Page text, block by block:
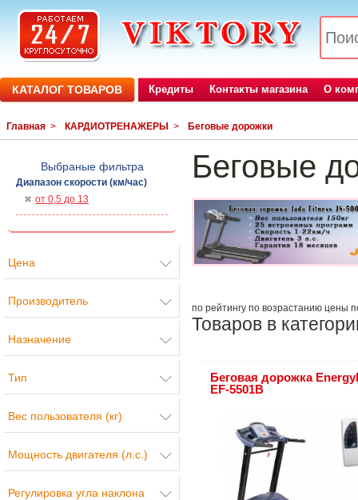
КАТАЛОГ ТОВАРОВ Кредиты Контакты магазина О
Главная > КАРДИОТРЕНАЖЕРЫ > Беговые дорожки
Выбраные фильтра
Диапазон скорости (км/час)
от 0,5 до 13
Цена
Производитель
Назначение
Тип
Вес пользователя (кг)
Мощность двигателя (л.с.)
Регулировка угла наклона
Беговые
по рейтингу по возрастанию цены
Товаров в
Беговая дорожка
EF-5501B